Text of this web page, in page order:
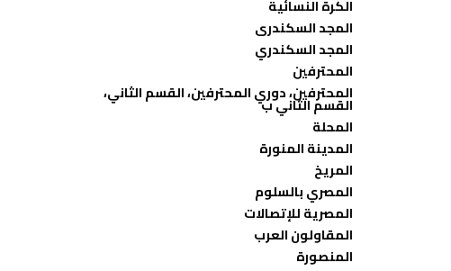
الكرة النسائية
المجد السكندرى
المجد السكندري
المحترفين
المحترفين، دوري المحترفين، القسم الثاني،
القسم الثاني ب
المحلة
المدينة المنورة
المريخ
المصري بالسلوم
المصرية للإتصالات
المقاولون العرب
المنصورة